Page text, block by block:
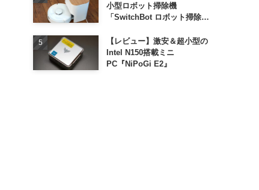
小型ロボット掃除機
「SwitchBot ロボット掃除機
【レビュー】激安＆超小型の
Intel N150搭載ミニ
PC『NiPoGi E2』